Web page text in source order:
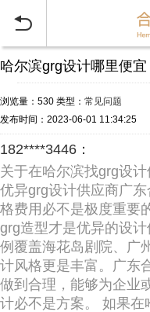

哈尔滨grg设计哪里便宜
浏览量：530 类型： 常见问题
发布时间：2023-06-01 11:34:25
182****3446：
关于在哈尔滨找grg设
优异grg设计供应商广
格费用必不是极度重要
grg造型才是优异的设
例覆盖海花岛剧院、广
计风格更是丰富。广东
做到合理，能够为企业
计必不是方案。 如果